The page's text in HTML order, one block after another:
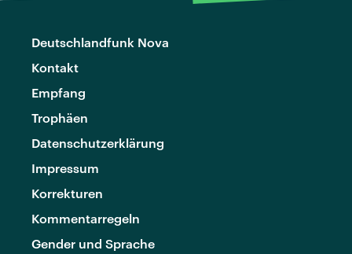
Deutschlandfunk Nova
Kontakt
Empfang
Trophäen
Datenschutzerklärung
Impressum
Korrekturen
Kommentarregeln
Gender und Sprache